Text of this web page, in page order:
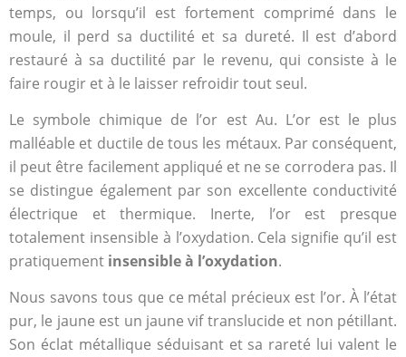
temps, ou lorsqu’il est fortement comprimé dans le
moule, il perd sa ductilité et sa dureté. Il est d’abord
restauré à sa ductilité par le revenu, qui consiste à le
faire rougir et à le laisser refroidir tout seul.
Le symbole chimique de l’or est Au. L’or est le plus
malléable et ductile de tous les métaux. Par conséquent,
il peut être facilement appliqué et ne se corrodera pas. Il
se distingue également par son excellente conductivité
électrique et thermique. Inerte, l’or est presque
totalement insensible à l’oxydation. Cela signifie qu’il est
pratiquement insensible à l’oxydation.
Nous savons tous que ce métal précieux est l’or. À l’état
pur, le jaune est un jaune vif translucide et non pétillant.
Son éclat métallique séduisant et sa rareté lui valent le